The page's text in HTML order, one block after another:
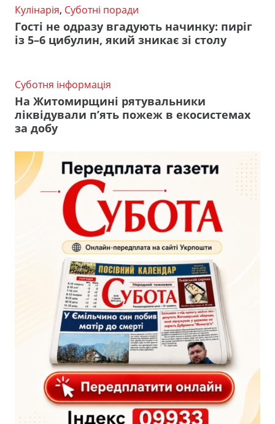
Кулінарія, Суботні поради
Гості не одразу вгадують начинку: пиріг
із 5–6 цибулин, який зникає зі столу
Суботня інформація
На Житомирщині рятувальники
ліквідували п’ять пожеж в екосистемах
за добу